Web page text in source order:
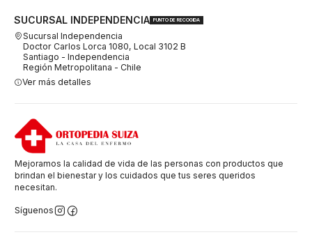
SUCURSAL INDEPENDENCIA PUNTO DE RECOGIDA
Sucursal Independencia
Doctor Carlos Lorca 1080, Local 3102 B
Santiago - Independencia
Región Metropolitana - Chile
Ver más detalles
Mejoramos la calidad de vida de las personas con productos que
brindan el bienestar y los cuidados que tus seres queridos
necesitan.
Síguenos